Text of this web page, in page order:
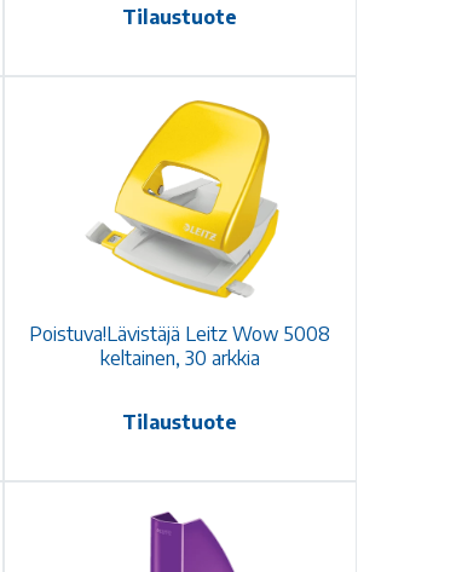
Tilaustuote
Poistuva!Lävistäjä Leitz Wow 5008
keltainen, 30 arkkia
Tilaustuote